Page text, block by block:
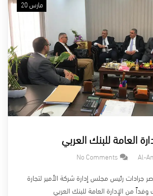
مارس 20
العامة للبنك العربي
Al-
No Comments
جرادات رئيس مجلس إدارة شركة الأمير لتجارة
من الإدارة العامة للبنك العربي